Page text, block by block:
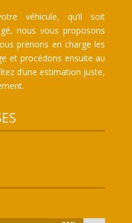
véhicule, qu’il soit
nous vous proposons
prenons en charge les
et procédons ensuite au
d’une estimation juste,